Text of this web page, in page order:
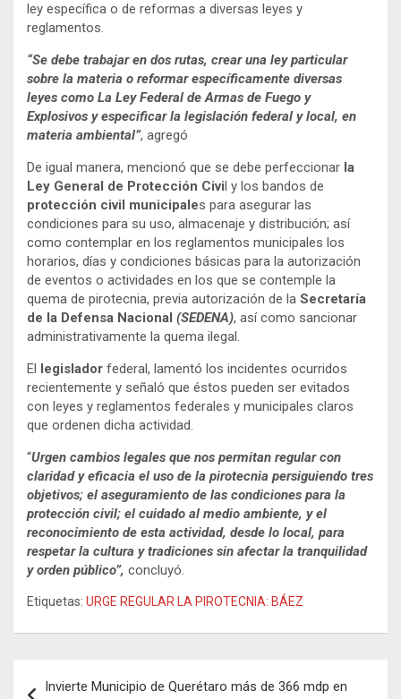
ley específica o de reformas a diversas leyes y
reglamentos.
“Se debe trabajar en dos rutas, crear una ley particular
sobre la materia o reformar específicamente diversas
leyes como La Ley Federal de Armas de Fuego y
Explosivos y especificar la legislación federal y local, en
materia ambiental”, agregó
De igual manera, mencionó que se debe perfeccionar la
Ley General de Protección Civil y los bandos de
protección civil municipales para asegurar las
condiciones para su uso, almacenaje y distribución; así
como contemplar en los reglamentos municipales los
horarios, días y condiciones básicas para la autorización
de eventos o actividades en los que se contemple la
quema de pirotecnia, previa autorización de la Secretaría
de la Defensa Nacional (SEDENA), así como sancionar
administrativamente la quema ilegal.
El legislador federal, lamentó los incidentes ocurridos
recientemente y señaló que éstos pueden ser evitados
con leyes y reglamentos federales y municipales claros
que ordenen dicha actividad.
“Urgen cambios legales que nos permitan regular con
claridad y eficacia el uso de la pirotecnia persiguiendo tres
objetivos; el aseguramiento de las condiciones para la
protección civil; el cuidado al medio ambiente, y el
reconocimiento de esta actividad, desde lo local, para
respetar la cultura y tradiciones sin afectar la tranquilidad
y orden público”, concluyó.
Etiquetas: URGE REGULAR LA PIROTECNIA: BÁEZ
Invierte Municipio de Querétaro más de 366 mdp en